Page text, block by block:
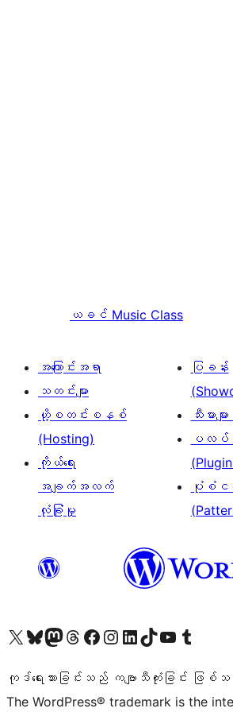
ယခင် Music Class
အကြောင်းအရာ
သတင်းများ
ဟို့စတင်းစနစ်
(Hosting)
ကိုယ်ရေး
အချက်အလက်
လုံခြုံမှု
ပြခန်း
သီးမားမ
ပလပ်အ
ပုံစံငယ်
ကျွန်ုပ်တို့၏ X (ယခင် Twitter) အကောင့်သို့ သွားရောက်ကြည့်ရှုပါကျွန်ုပ်တို့၏ Bluesky အကောင့်သို့ ဝင်ရောက်ကြည့်ရှုရန်
ကျွန်ုပ်တို့၏ Mastodon အကောင့်သို့ သွားရောက်ကြည့်ရှုပါကျွန်ုပ်တို့၏ Threads အကောင့်သို့ ဝင်ရောက်ကြည့်ရှုရန်
ကျွန်ုပ်တို့၏ Facebook စာမျက်နှာသို့ သွားရောက်ကြည့်ရှုပါကျွန်ုပ်တို့၏ Instagram အကောင့်သို့ သွားရောက်ကြည့်ရှုပါ ကျွန်ုပ်တို့၏ LinkedIn အကောင့်သို့ သွားရောက်ကြည့်ရှုပါကျွန်ုပ်တို့၏ TikTok အကောင့်သို့ ဝင်ရောက်ကြည့်ရှုရန်
ကျွန်ုပ်တို့၏ YouTube ချန်နယ်သို့ သွားရောက်ကြည့်ရှုပါ ကျွန်ုပ်တို့၏ Tumblr အကောင့်သို့ ဝင်ရောက်ကြည့်ရှုရန်
ကုဒ်ရေးသားခြင်းသည် ကဗျာသီကုံးခြင်း ဖြစ်
The WordPress® trademark is the